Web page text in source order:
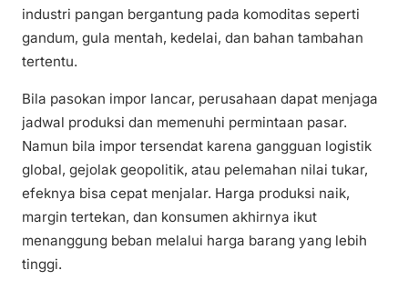
industri pangan bergantung pada komoditas seperti
gandum, gula mentah, kedelai, dan bahan tambahan
tertentu.
Bila pasokan impor lancar, perusahaan dapat menjaga
jadwal produksi dan memenuhi permintaan pasar.
Namun bila impor tersendat karena gangguan logistik
global, gejolak geopolitik, atau pelemahan nilai tukar,
efeknya bisa cepat menjalar. Harga produksi naik,
margin tertekan, dan konsumen akhirnya ikut
menanggung beban melalui harga barang yang lebih
tinggi.